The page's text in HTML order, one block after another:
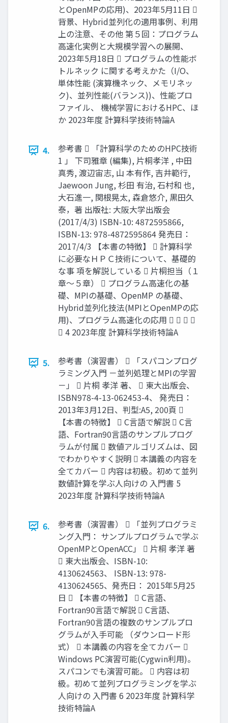
とOpenMPの応用)、2023年5月11日 
背景、Hybrid並列化の適用事例、利用
上の注意、その他 第５回：プログラム
高速化実例と大規模学習への展開、
2023年5月18日  プログラムの性能ボ
トルネック に関する考えかた（I/O、
単体性能 (演算機ネック、メモリネッ
ク)、並列性能(バランス))、性能プロ
ファイル、 機械学習におけるHPC、ほ
か 2023年度 計算科学技術特論A
4.
参考書  「計算科学のためのHPC技術
1 」 下司雅章 (編集), 片桐孝洋 , 中田
真秀, 渡辺宙志, 山 本有作, 吉井範行,
Jaewoon Jung, 杉田 有治, 石村和 也,
大石進一, 関根晃太, 森倉悠介, 黒田久
泰，著 出版社: 大阪大学出版会
(2017/4/3) ISBN-10: 4872595866,
ISBN-13: 978-4872595864 発売日：
2017/4/3 【本書の特徴】  計算科学
に必要なＨＰＣ技術について、基礎的
な事 項を解説している  片桐担当（１
章～５章）  プログラム高速化の基
礎、MPIの基礎、OpenMP の基礎、
Hybrid並列化技法(MPIとOpenMPの応
用)、プログラム高速化の応用    
 4 2023年度 計算科学技術特論A
5.
参考書（演習書）  「スパコンプログ
ラミング入門 －並列処理とMPIの学習
－」  片桐 孝洋 著、  東大出版会、
ISBN978-4-13-062453-4、 発売日：
2013年3月12日、判型:A5, 200頁 
【本書の特徴】  C言語で解説  C言
語、Fortran90言語のサンプルプログ
ラムが付属  数値アルゴリズムは、図
でわかりやすく説明  本講義の内容を
全てカバー  内容は初級。初めて並列
数値計算を学ぶ人向けの 入門書 5
2023年度 計算科学技術特論A
6.
参考書（演習書）  「並列プログラミ
ング入門： サンプルプログラムで学ぶ
OpenMPとOpenACC」  片桐 孝洋 著
 東大出版会、ISBN-10:
4130624563、 ISBN-13: 978-
4130624565、発売日： 2015年5月25
日  【本書の特徴】  C言語、
Fortran90言語で解説  C言語、
Fortran90言語の複数のサンプルプロ
グラムが入手可能 （ダウンロード形
式）  本講義の内容を全てカバー 
Windows PC演習可能(Cygwin利用)。
スパコンでも演習可能。  内容は初
級。初めて並列プログラミングを学ぶ
人向けの 入門書 6 2023年度 計算科学
技術特論A